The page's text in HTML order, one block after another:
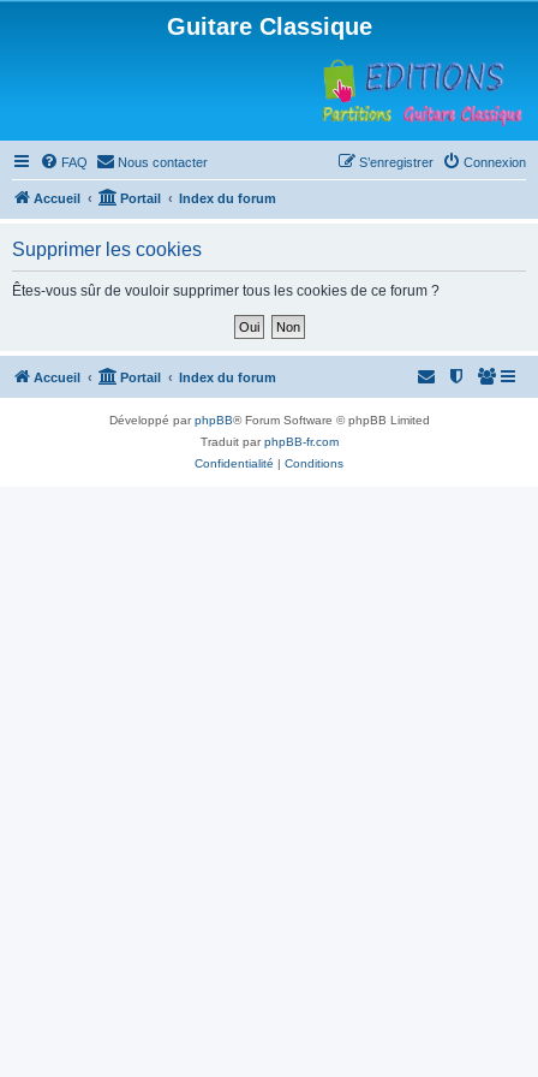
Guitare Classique
FAQ Nous contacter Connexion
S’enregistrer
Accueil Portail Index du forum
Supprimer les cookies
Êtes-vous sûr de vouloir supprimer tous les cookies de ce forum ?
Accueil Portail Index du forum
Développé parphpBB® Forum Software © phpBB Limited
Traduit parphpBB-fr.com
Confidentialité | Conditions